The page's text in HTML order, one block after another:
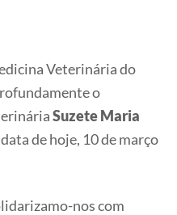
Veterinária do
o
Suzete Maria
de hoje, 10 de março
nos com